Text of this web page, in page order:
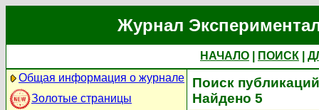
Журнал
НАЧАЛО ПОИСК
Общая информация о журнале
Золотые страницы
Поиск
Найдено 5